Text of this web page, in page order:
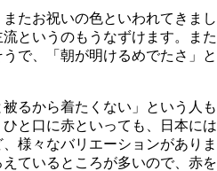
たお祝いの色といわれてきまし
というのもうなずけます。また
で、「朝が明けるめでたさ」と
るから着たくない」という人も
と口に赤といっても、日本には
様々なバリエーションがありま
ているところが多いので、赤を